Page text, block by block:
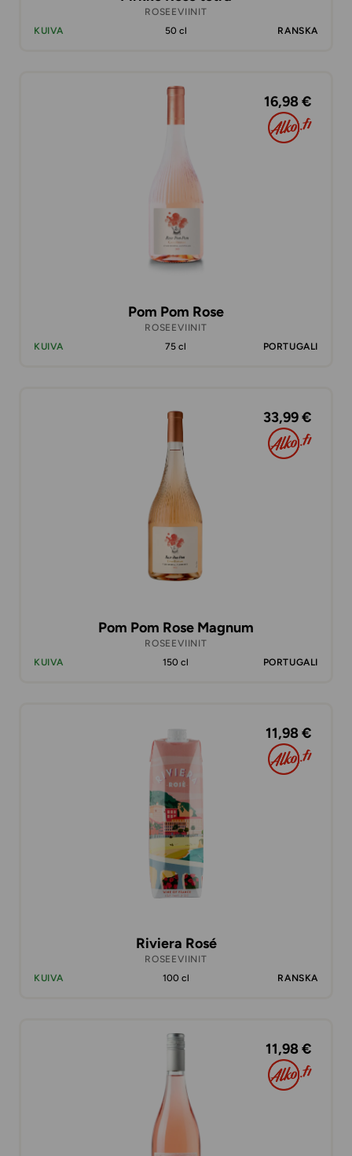
ROSEEVIINIT
KUIVA
50 cl RANSKA
16,98 €
Pom Pom Rose
ROSEEVIINIT
KUIVA
75 cl PORTUGALI
33,99 €
Pom Pom Rose Magnum
ROSEEVIINIT
KUIVA
150 cl PORTUGALI
11,98 €
Riviera Rosé
ROSEEVIINIT
KUIVA
100 cl RANSKA
11,98 €